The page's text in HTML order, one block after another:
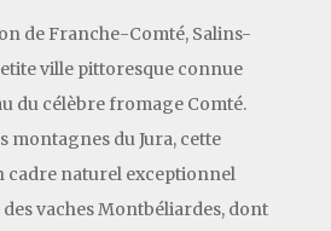
de Franche-Comté, Salins-
ville pittoresque connue
du célèbre fromage Comté.
montagnes du Jura, cette
cadre naturel exceptionnel
des vaches Montbéliardes, dont